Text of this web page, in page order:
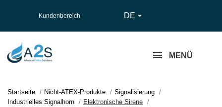
Kundenbereich DE 
MENÜ
Startseite Nicht-ATEX-Produkte
Signalisierung
Industrielles Signalhorn
Elektronische Sirene